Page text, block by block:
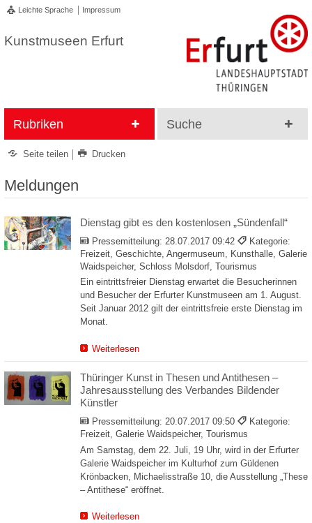
Leichte Sprache Impressum
Kunstmuseen Erfurt
Rubriken Suche
Seite teilen Drucken
Meldungen
Dienstag gibt es den kostenlosen „Sündenfall“
Pressemitteilung: 28.07.2017 09:42
Kategorie:
Freizeit, Geschichte, Angermuseum, Kunsthalle, Galerie
Waidspeicher, Schloss Molsdorf, Tourismus
Ein eintrittsfreier Dienstag erwartet die Besucherinnen
und Besucher der Erfurter Kunstmuseen am 1. August.
Seit Januar 2012 gilt der eintrittsfreie erste Dienstag im
Monat.
Weiterlesen
Thüringer Kunst in Thesen und Antithesen –
Jahresausstellung des Verbandes Bildender
Künstler
Pressemitteilung: 20.07.2017 09:50
Kategorie:
Freizeit, Galerie Waidspeicher, Tourismus
Am Samstag, dem 22. Juli, 19 Uhr, wird in der Erfurter
Galerie Waidspeicher im Kulturhof zum Güldenen
Krönbacken, Michaelisstraße 10, die Ausstellung „These
– Antithese“ eröffnet.
Weiterlesen